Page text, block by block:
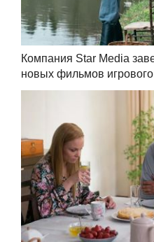
Компания Star Media
новых фильмов